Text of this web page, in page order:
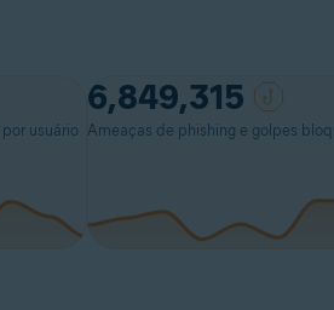
usuário
6,849,315
Ameaças de phishing e golpes